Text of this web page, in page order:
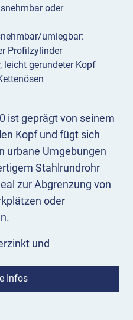
ist geprägt von seinem
Kopf und fügt sich
urbane Umgebungen
Stahlrundrohr
zur Abgrenzung von
oder
und
Schutz und
Infos
oder
umlegbar:
Profilzylinder
leicht gerundeter Kopf